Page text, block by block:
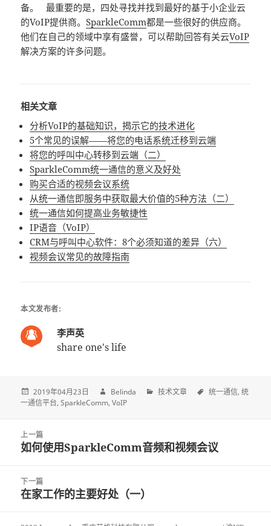
备。 最重要的是，四处寻找并找到最好的基于小企业云
的VoIP提供商。SparkleComm都是一些很好的供应商。
他们在自己的领域中享有盛誉，可以帮助回答有关云VoIP
解决方案的许多问题。
相关文章
分析VoIP的基础知识，揭示它的技术进化
5个常见的误解——将您的电话系统迁移到云端
将您的呼叫中心转移到云端（二）
SparkleComm统一通信的意义及好处
购买合适的视频会议系统
从统一通信即服务中获取最大价值的5种方法（二）
统一通信如何提高业务敏捷性
IP语音（VoIP）
CRM与呼叫中心软件：8个必须知道的差异（六）
视频会议常见的故障指南
本文发布者:
李声英
share one's life
2019年04月23日 Belinda 技术文章 统一通信 统
一通信平台 SparkleComm VoIP
navigation
上一篇
上
篇
文
如何使用SparkleComm音频和视频会议
下一篇
下
篇
在家工作的主要好处（一）